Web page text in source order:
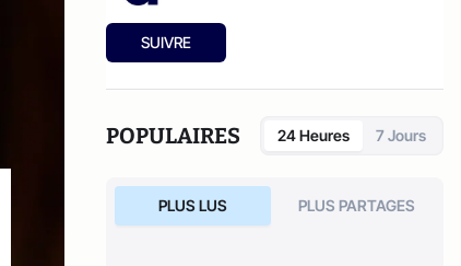
SUIVRE
POPULAIRES 24 Heures 7 Jours
PLUS LUS PLUS PARTAGES